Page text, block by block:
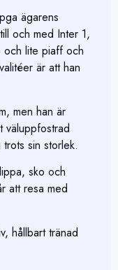
ägarens
och med Inter 1,
och lite piaff och
är att han
men han är
väluppfostrad
sin storlek.
sko och
att resa med
hållbart tränad